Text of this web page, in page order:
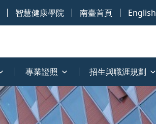
智慧健康學院 南臺首頁 English
專業證照 招生與職涯規劃